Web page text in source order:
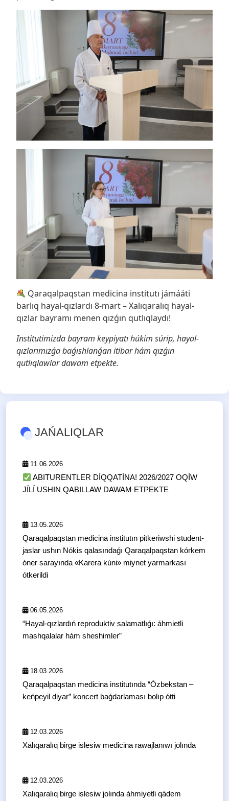
Qaraqalpaqstan medicina institutı jámááti
barlıq hayal-qızlardı 8-mart – Xalıqaralıq hayal-
qızlar bayramı menen qızǵın qutlıqlaydı!
Institutimizda bayram keypiyatı húkim súrip, hayal-
qızlarımızǵa baǵıshlanǵan itibar hám qızǵın
qutlıqlawlar dawam etpekte.
JAŃALIQLAR
11.06.2026
ABITURENTLER DÍQQATÍNA! 2026/2027 OQÍW
JÍLÍ USHIN QABILLAW DAWAM ETPEKTE
13.05.2026
Qaraqalpaqstan medicina institutın pitkeriwshi student-
jaslar ushın Nókis qalasındaǵı Qaraqalpaqstan kórkem
óner sarayında «Karera kúni» miynet yarmarkası
ótkerildi
06.05.2026
“Hayal-qızlardıń reproduktiv salamatlıǵı: áhmietli
mashqalalar hám sheshimler”
18.03.2026
Qaraqalpaqstan medicina institutında “Ózbekstan –
keńpeyil diyar” koncert baǵdarlaması bolıp ótti
12.03.2026
Xalıqaralıq birge islesiw medicina rawajlanıwı jolında
12.03.2026
Xalıqaralıq birge islesiw jolında áhmiyetli qádem